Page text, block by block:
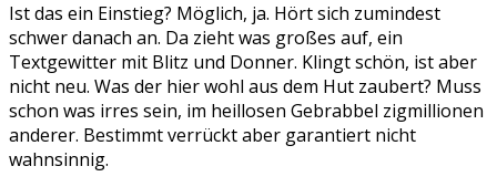
Ist das ein Einstieg? Möglich, ja. Hört sich zumindest
schwer danach an. Da zieht was großes auf, ein
Textgewitter mit Blitz und Donner. Klingt schön, ist aber
nicht neu. Was der hier wohl aus dem Hut zaubert? Muss
schon was irres sein, im heillosen Gebrabbel zigmillionen
anderer. Bestimmt verrückt aber garantiert nicht
wahnsinnig.